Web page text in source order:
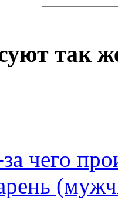
так
чего